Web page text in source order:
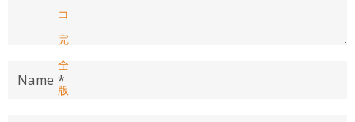
コ
完
全
版